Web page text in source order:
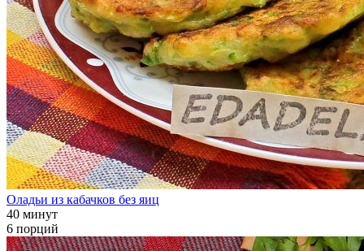
Оладьи из кабачков без яиц
40 минут
6 порций